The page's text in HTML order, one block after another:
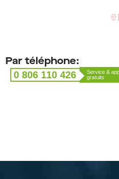
e
Par téléphone:
0 806 110 426
Service &
gratuits